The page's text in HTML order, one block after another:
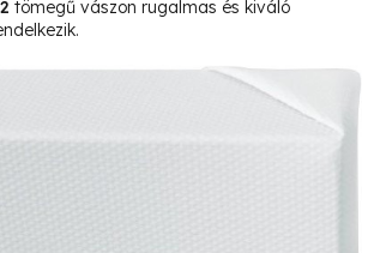
tömegű vászon rugalmas és kiváló